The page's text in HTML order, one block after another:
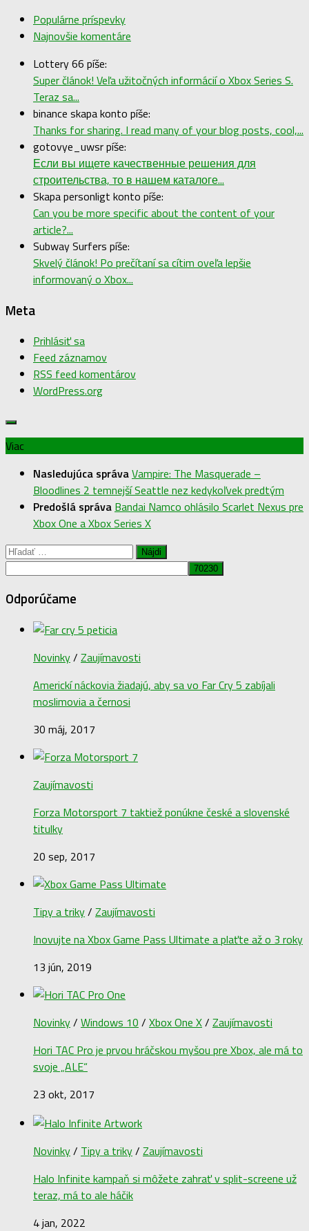
Populárne príspevky
Najnovšie komentáre
Lottery 66 píše:
Super článok! Veľa užitočných informácií o Xbox Series S.
Teraz sa...
binance skapa konto píše:
Thanks for sharing. I read many of your blog posts, cool,...
gotovye_uwsr píše:
Если вы ищете качественные решения для
строительства, то в нашем каталоге...
Skapa personligt konto píše:
Can you be more specific about the content of your
article?...
Subway Surfers píše:
Skvelý článok! Po prečítaní sa cítim oveľa lepšie
informovaný o Xbox...
Meta
Prihlásiť sa
Feed záznamov
RSS feed komentárov
WordPress.org
Viac
Nasledujúca správaVampire: The Masquerade –
Bloodlines 2 temnejší Seattle nez kedykoľvek predtým
Predošlá správa Bandai Namco ohlásilo Scarlet Nexus pre
Xbox One a Xbox Series X
Hľadať:
Odporúčame
Novinky/ Zaujímavosti
Americkí náckovia žiadajú, aby sa vo Far Cry 5 zabíjali
moslimovia a černosi
30 máj, 2017
Zaujímavosti
Forza Motorsport 7 taktiež ponúkne české a slovenské
titulky
20 sep, 2017
Tipy a triky/ Zaujímavosti
Inovujte na Xbox Game Pass Ultimate a plaťte až o 3 roky
13 jún, 2019
Novinky/ Windows 10 / Xbox One X/ Zaujímavosti
Hori TAC Pro je prvou hráčskou myšou pre Xbox, ale má to
svoje „ALE“
23 okt, 2017
Novinky/ Tipy a triky/ Zaujímavosti
Halo Infinite kampaň si môžete zahrať v split-screene už
teraz, má to ale háčik
4 jan, 2022